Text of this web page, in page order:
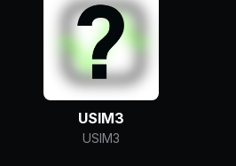
USIM3
USIM3